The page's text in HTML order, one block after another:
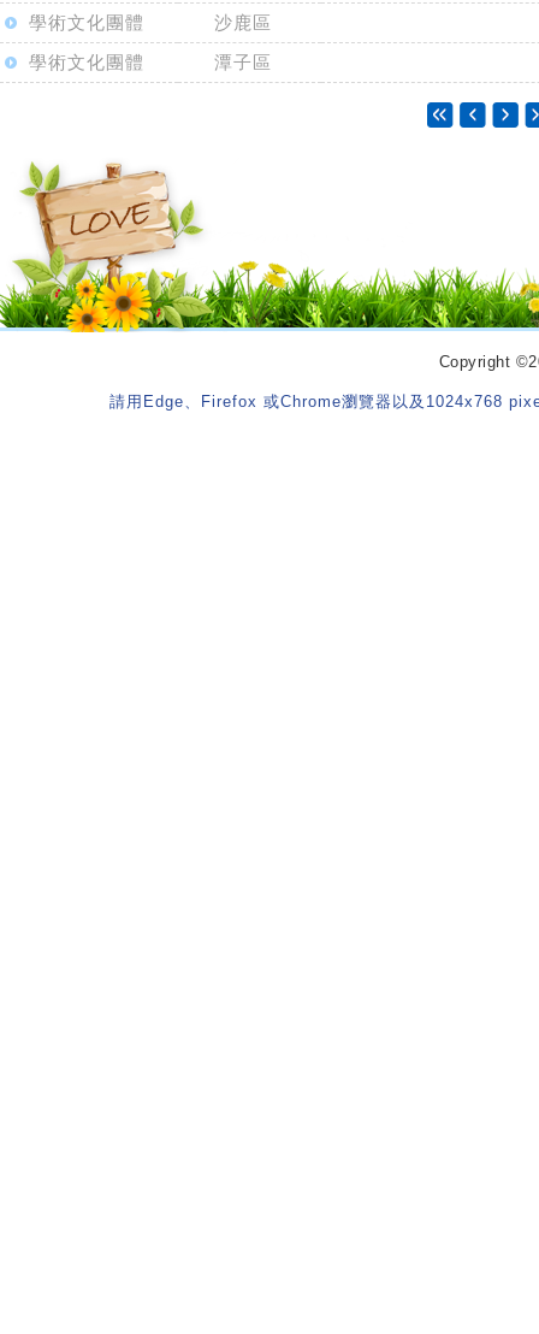
學術文化團體
沙鹿區
學術文化團體
潭子區
Copyright
請用Edge、Firefox 或Chrome瀏覽器以及1024x768